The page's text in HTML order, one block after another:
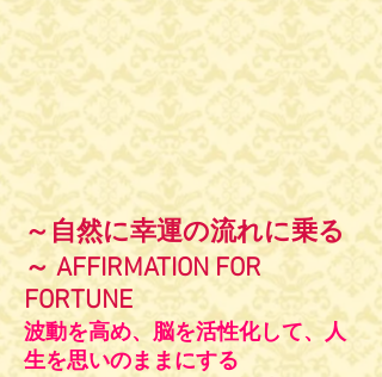
～自然に幸運の流れに乗る
～ AFFIRMATION FOR
FORTUNE
波動を高め、脳を活性化して、人
生を思いのままにする